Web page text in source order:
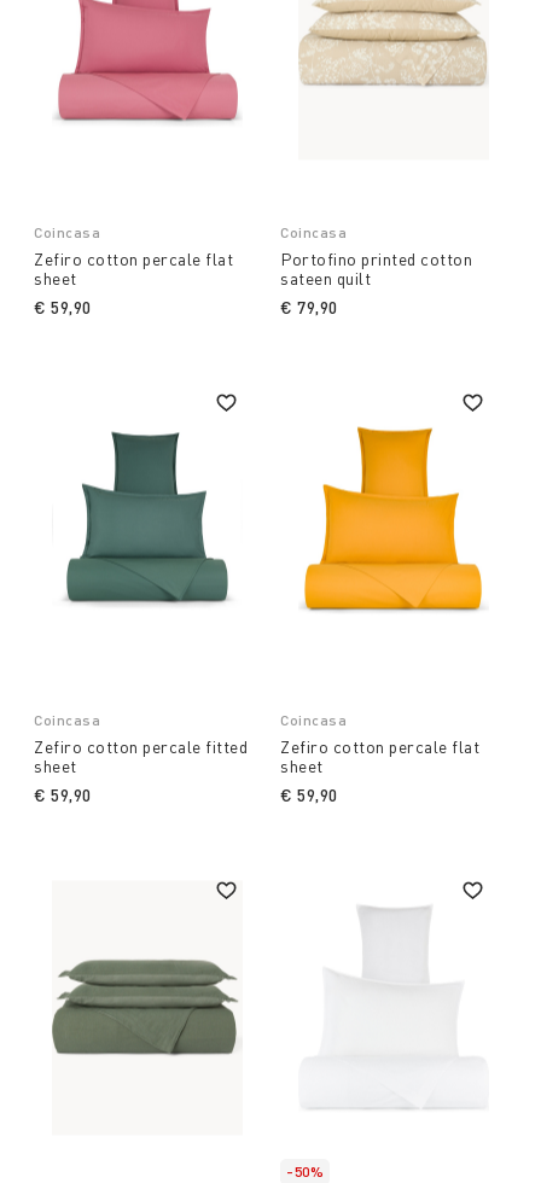
Coincasa
Zefiro cotton percale flat
sheet
€ 59,90
Coincasa
Portofino printed cotton
sateen quilt
€ 79,90
Coincasa
Zefiro cotton percale fitted
sheet
€ 59,90
Coincasa
Zefiro cotton percale flat
sheet
€ 59,90
-50%